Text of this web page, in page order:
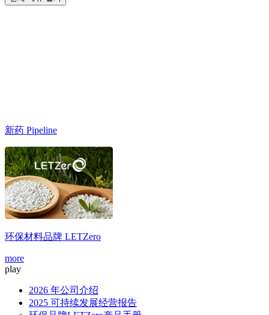
新药 Pipeline
环保材料品牌 LETZero
more
play
2026 年公司介绍
2025 可持续发展经营报告